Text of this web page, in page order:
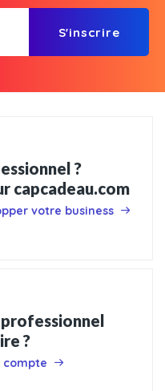
S'inscrire
?
capcadeau.com
votre business
?
compte